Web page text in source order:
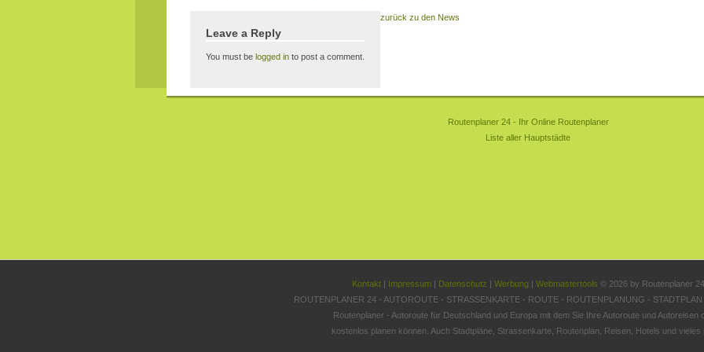
Leave a Reply
You must be logged in to post a comment.
zurück zu den News
Routenplaner 24 - Ihr Online Routenplaner
Liste aller Hauptstädte
Kontakt| Impressum| Datenschutz | Werbung| Webmastertools © 2026 by Routenplaner 24
ROUTENPLANER 24 - AUTOROUTE - STRASSENKARTE - ROUTE - ROUTENPLANUNG -
Routenplaner - Autoroute für Deutschland und Europa mit dem Sie Ihre Autoroute und Autoreisen
kostenlos planen können. Auch Stadtpläne, Strassenkarte, Routenplan, Reisen, Hotels und vieles